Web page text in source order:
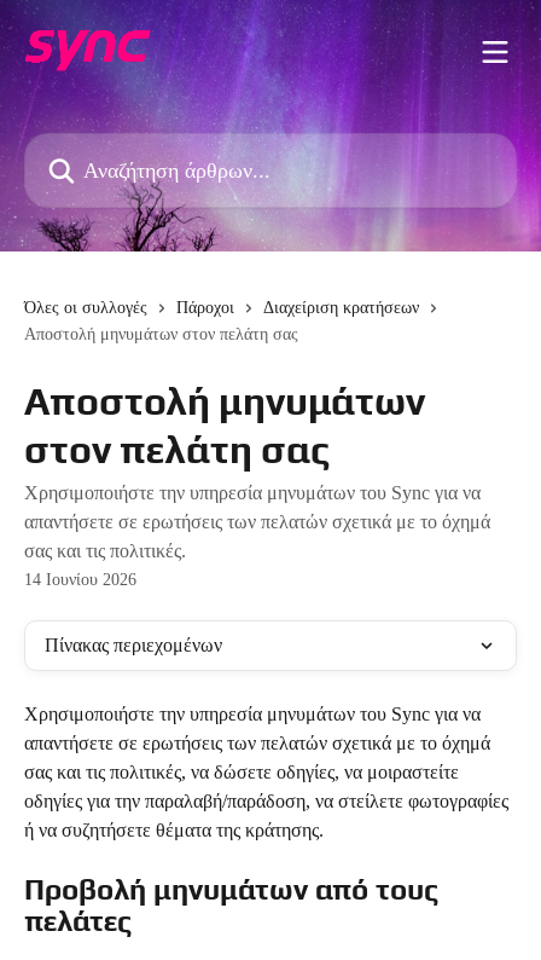
Mετάβαση στο κύριο περιεχόμενο
Αναζήτηση άρθρων...
Όλες οι συλλογές Πάροχοι
Διαχείριση κρατήσεων
Αποστολή μηνυμάτων στον πελάτη σας
Αποστολή μηνυμάτων
στον πελάτη σας
Χρησιμοποιήστε την υπηρεσία μηνυμάτων του Sync για να
απαντήσετε σε ερωτήσεις των πελατών σχετικά με το όχημά
σας και τις πολιτικές.
14 Ιουνίου 2026
Πίνακας περιεχομένων
Χρησιμοποιήστε την υπηρεσία μηνυμάτων του Sync για να
απαντήσετε σε ερωτήσεις των πελατών σχετικά με το όχημά
σας και τις πολιτικές, να δώσετε οδηγίες, να μοιραστείτε
οδηγίες για την παραλαβή/παράδοση, να στείλετε φωτογραφίες
ή να συζητήσετε θέματα της κράτησης.
Προβολή μηνυμάτων από τους
πελάτες